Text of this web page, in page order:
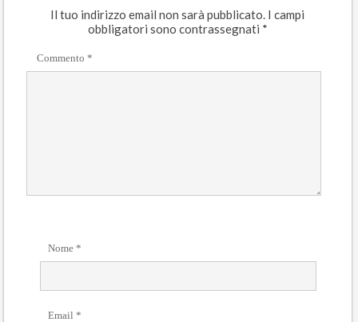
Il tuo indirizzo email non sarà pubblicato. I campi
obbligatori sono contrassegnati *
Commento *
Nome *
Email *